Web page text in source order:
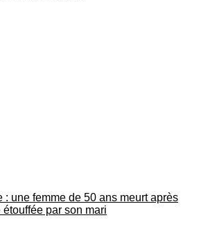
: une femme de 50 ans meurt après
étouffée par son mari